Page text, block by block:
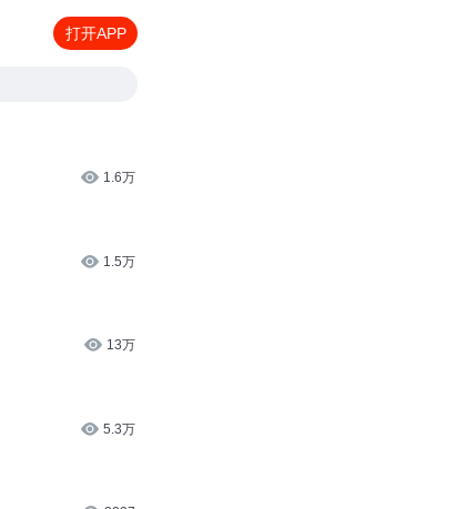
打开APP
1.6万
1.5万
13万
5.3万